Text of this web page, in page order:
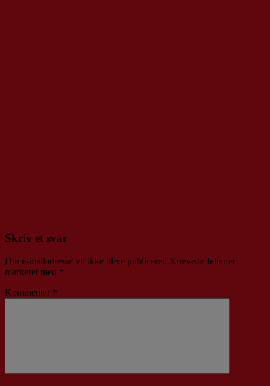
Skriv et svar
Din e-mailadresse vil ikke blive publiceret. Krævede felter er
markeret med *
Kommentar *